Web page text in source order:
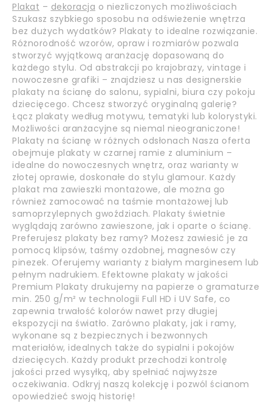
Plakat – dekoracja o niezliczonych możliwościach
Szukasz szybkiego sposobu na odświeżenie wnętrza
bez dużych wydatków? Plakaty to idealne rozwiązanie.
Różnorodność wzorów, opraw i rozmiarów pozwala
stworzyć wyjątkową aranżację dopasowaną do
każdego stylu. Od abstrakcji po krajobrazy, vintage i
nowoczesne grafiki – znajdziesz u nas designerskie
plakaty na ścianę do salonu, sypialni, biura czy pokoju
dziecięcego. Chcesz stworzyć oryginalną galerię?
Łącz plakaty według motywu, tematyki lub kolorystyki.
Możliwości aranżacyjne są niemal nieograniczone!
Plakaty na ścianę w różnych odsłonach Nasza oferta
obejmuje plakaty w czarnej ramie z aluminium –
idealne do nowoczesnych wnętrz, oraz warianty w
złotej oprawie, doskonałe do stylu glamour. Każdy
plakat ma zawieszki montażowe, ale można go
również zamocować na taśmie montażowej lub
samoprzylepnych gwoździach. Plakaty świetnie
wyglądają zarówno zawieszone, jak i oparte o ścianę.
Preferujesz plakaty bez ramy? Możesz zawiesić je za
pomocą klipsów, taśmy ozdobnej, magnesów czy
pinezek. Oferujemy warianty z białym marginesem lub
pełnym nadrukiem. Efektowne plakaty w jakości
Premium Plakaty drukujemy na papierze o gramaturze
min. 250 g/m² w technologii Full HD i UV Safe, co
zapewnia trwałość kolorów nawet przy długiej
ekspozycji na światło. Zarówno plakaty, jak i ramy,
wykonane są z bezpiecznych i bezwonnych
materiałów, idealnych także do sypialni i pokojów
dziecięcych. Każdy produkt przechodzi kontrolę
jakości przed wysyłką, aby spełniać najwyższe
oczekiwania. Odkryj naszą kolekcję i pozwól ścianom
opowiedzieć swoją historię!